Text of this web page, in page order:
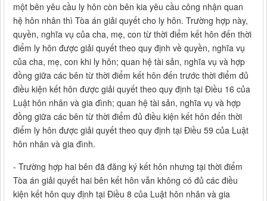
một bên yêu cầu ly hôn còn bên kia yêu cầu công nhận quan
hệ hôn nhân thì Tòa án giải quyết cho ly hôn. Trường hợp này,
quyền, nghĩa vụ của cha, mẹ, con từ thời điểm kết hôn đến thời
điểm ly hôn được giải quyết theo quy định về quyền, nghĩa vụ
của cha, mẹ, con khi ly hôn; quan hệ tài sản, nghĩa vụ và hợp
đồng giữa các bên từ thời điểm kết hôn đến trước thời điểm đủ
điều kiện kết hôn được giải quyết theo quy định tại Điều 16 của
Luật hôn nhân và gia đình; quan hệ tài sản, nghĩa vụ và hợp
đồng giữa các bên từ thời điểm đủ điều kiện kết hôn đến thời
điểm ly hôn được giải quyết theo quy định tại Điều 59 của Luật
hôn nhân và gia đình.
- Trường hợp hai bên đã đăng ký kết hôn nhưng tại thời điểm
Tòa án giải quyết hai bên kết hôn vẫn không có đủ các điều
kiện kết hôn quy định tại Điều 8 của Luật hôn nhân và gia